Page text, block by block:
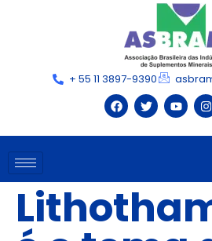
+ 55 11 3897-9390